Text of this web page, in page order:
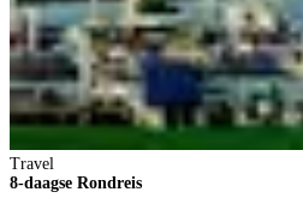
Travel
8-daagse Rondreis